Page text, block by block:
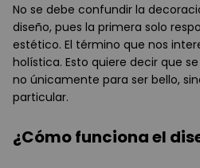
No se debe confundir la
diseño, pues la primera solo
estético. El término que nos
holística. Esto quiere decir que
no únicamente para ser bello,
particular.
¿Cómo funciona el